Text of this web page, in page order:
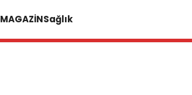
MAGAZİNSağlık